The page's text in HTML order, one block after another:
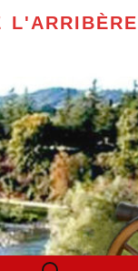
L'ARRIBÈRE
Rechercher :